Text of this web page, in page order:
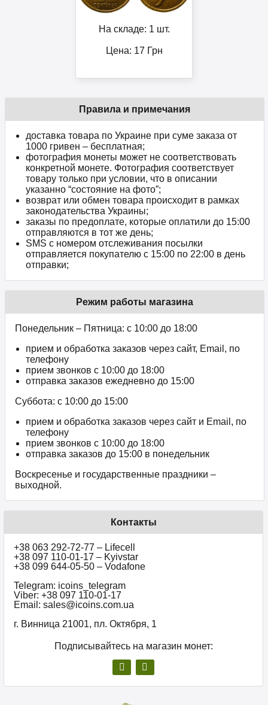
На складе: 1 шт.
Цена: 17 Грн
Правила и примечания
доставка товара по Украине при суме заказа от
1000 гривен – бесплатная;
фотография монеты может не соответствовать
конкретной монете. Фотография соответствует
товару только при условии, что в описании
указанно “состояние на фото”;
возврат или обмен товара происходит в рамках
законодательства Украины;
заказы по предоплате, которые оплатили до 15:00
отправляются в тот же день;
SMS с номером отслеживания посылки
отправляется покупателю с 15:00 по 22:00 в день
отправки;
Режим работы магазина
Понедельник – Пятница: с 10:00 до 18:00
прием и обработка заказов через сайт, Email, по
телефону
прием звонков c 10:00 до 18:00
отправка заказов ежедневно до 15:00
Суббота: с 10:00 до 15:00
прием и обработка заказов через сайт и Email, по
телефону
прием звонков c 10:00 до 18:00
отправка заказов до 15:00 в понедельник
Воскресенье и государственные праздники –
выходной.
Контакты
+38 063 292-72-77 – Lifecell
+38 097 110-01-17 – Kyivstar
+38 099 644-05-50 – Vodafone
Telegram: icoins_telegram
Viber: +38 097 110-01-17
Email: sales@icoins.com.ua
г. Винница 21001, пл. Октября, 1
Подписывайтесь на магазин монет: